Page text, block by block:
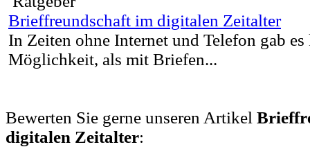
Brieffreundschaft im digitalen Zeitalter
In Zeiten ohne Internet und Telefon gab es
Möglichkeit, als mit Briefen...
Bewerten Sie gerne unseren Artikel
digitalen Zeitalter: